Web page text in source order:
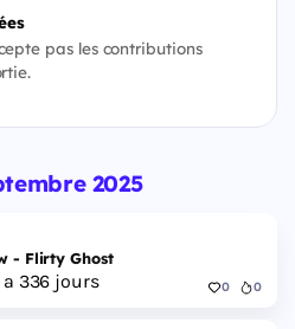
pas les contributions
2025
- Flirty Ghost
336 jours 0 0